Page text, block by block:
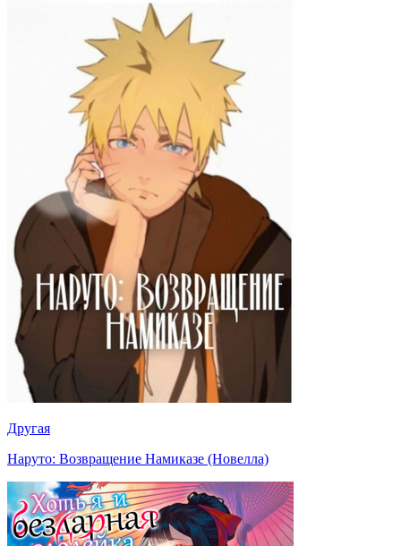
Другая
Наруто: Возвращение Намиказе (Новелла)